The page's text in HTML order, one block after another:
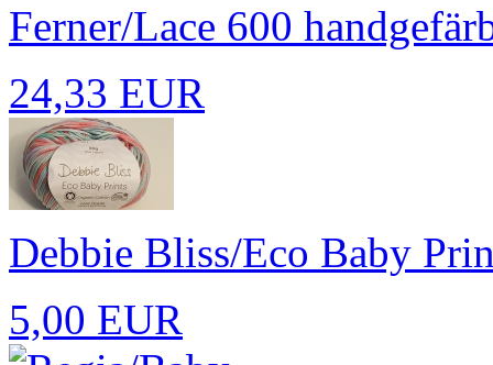
Ferner/Lace 600
24,33 EUR
Debbie Bliss/Eco Baby
5,00 EUR